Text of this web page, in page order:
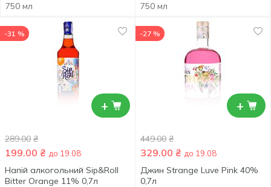
750 мл
750 мл
+
-31 %
289.00 ₴
199.00 ₴ до 19.08
Напій алкогольний Sip&Roll
Bitter Orange 11% 0,7л
+
-27 %
449.00 ₴
329.00 ₴ до 19.08
Джин Strange Luve Pink 40%
0,7л